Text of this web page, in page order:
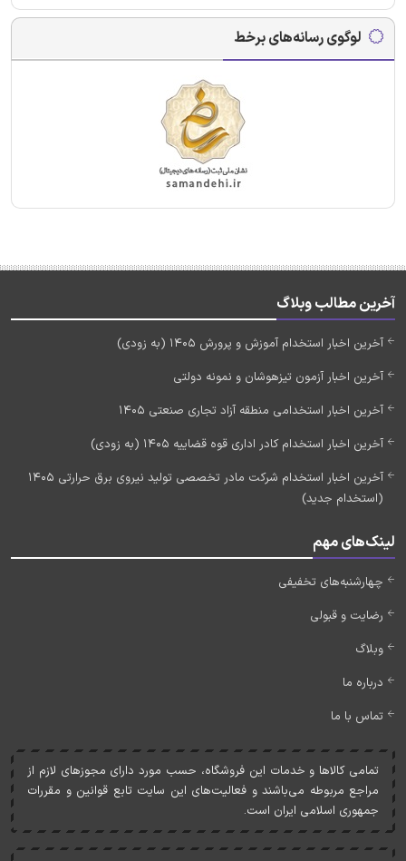
لوگوی رسانه‌های برخط
آخرین مطالب وبلاگ
آخرین اخبار استخدام آموزش و پرورش 1405 (به زودی)
آخرین اخبار آزمون تیزهوشان و نمونه دولتی
آخرین اخبار استخدامی منطقه آزاد تجاری صنعتی 1405
آخرین اخبار استخدام کادر اداری قوه قضاییه 1405 (به زودی)
آخرین اخبار استخدام شرکت مادر تخصصی تولید نیروی برق حرارتی 1405
(استخدام جدید)
لینک‌های مهم
چهارشنبه‌های تخفیفی
رضایت و قبولی
وبلاگ
درباره ما
تماس با ما
تمامی کالاها و خدمات اين فروشگاه، حسب مورد دارای مجوزهای لازم از
مراجع مربوطه می‌باشند و فعاليت‌های اين سايت تابع قوانين و مقررات
جمهوری اسلامی ايران است.